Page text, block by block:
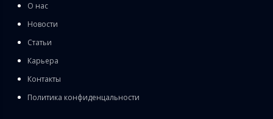
О нас
Новости
Статьи
Карьера
Контакты
Политика конфиденцальности